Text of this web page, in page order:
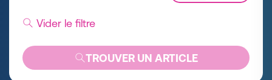
Vider le filtre
TROUVER UN ARTICLE